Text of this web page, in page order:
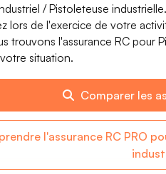
/ Pistoleteuse
lors de l'exercice de votre
trouvons l'assurance RC pour
situation.
Comparer les
l'assurance RC PRO